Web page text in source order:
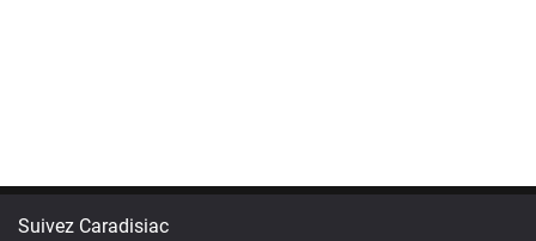
Suivez Caradisiac